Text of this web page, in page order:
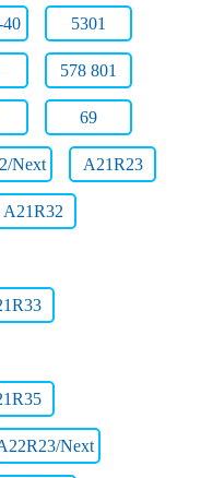
5301
578 801
69
Next A21R23
A21R32
Next